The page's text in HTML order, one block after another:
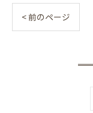
< 前のページ